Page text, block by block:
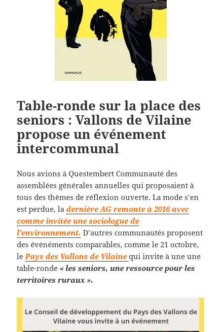
Table-ronde sur la place des
seniors : Vallons de Vilaine
propose un événement
intercommunal
Nous avions à Questembert Communauté des
assemblées générales annuelles qui proposaient à
tous des thèmes de réflexion ouverte. La mode s’en
est perdue, ladernière AG remonte à 2016 avec
comme invitée une sociologue de
l’environnement. D’autres communautés proposent
des événéments comparables, comme le 21 octobre,
le Pays des Vallons de Vilainequi invite à une une
table-ronde « les seniors, une ressource pour les
territoires ruraux ».